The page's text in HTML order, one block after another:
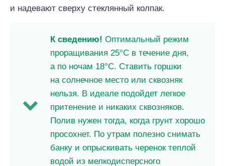
и надевают сверху стеклянный колпак.
К сведению! Оптимальный режим
проращивания 25°С в течение дня,
а по ночам 18°С. Ставить горшки
на солнечное место или сквозняк
нельзя. В идеале подойдет легкое
притенение и никаких сквозняков.
Полив нужен тогда, когда грунт хорошо
просохнет. По утрам полезно снимать
банку и опрыскивать черенок теплой
водой из мелкодисперсного